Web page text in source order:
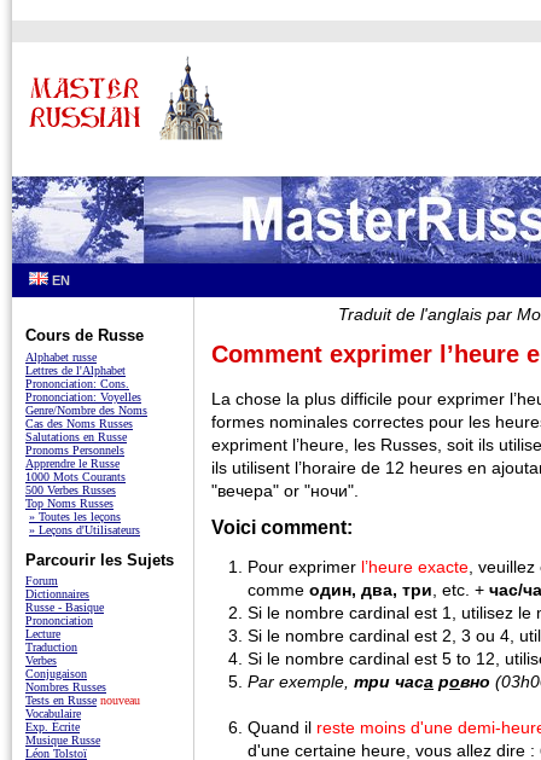
EN
Traduit de l'anglais par
Comment exprimer l’heure
La chose la plus difficile pour exprimer
formes nominales correctes pour les
expriment l’heure, les Russes, soit ils
ils utilisent l’horaire de 12 heures en
"вечера" or "ночи".
Voici comment:
Pour exprimer l’heure exacte,
comme один, два, три, etc. + час/
Si le nombre cardinal est 1, utilisez le
Si le nombre cardinal est 2, 3 ou 4,
Si le nombre cardinal est 5 to 12,
Par exemple, три часа ровно
Quand il reste moins d'une demi-
d'une certaine heure, vous allez dire :
Cours de Russe
Alphabet russe
Lettres de l'Alphabet
Prononciation: Cons.
Prononciation: Voyelles
Genre/Nombre des Noms
Cas des Noms Russes
Salutations en Russe
Pronoms Personnels
Apprendre le Russe
1000 Mots Courants
500 Verbes Russes
Top Noms Russes
» Toutes les leçons
» Leçons d'Utilisateurs
Parcourir les Sujets
Forum
Dictionnaires
Russe - Basique
Prononciation
Lecture
Traduction
Verbes
Conjugaison
Nombres Russes
Tests en Russe nouveau
Vocabulaire
Exp. Écrite
Musique Russe
Léon Tolstoï